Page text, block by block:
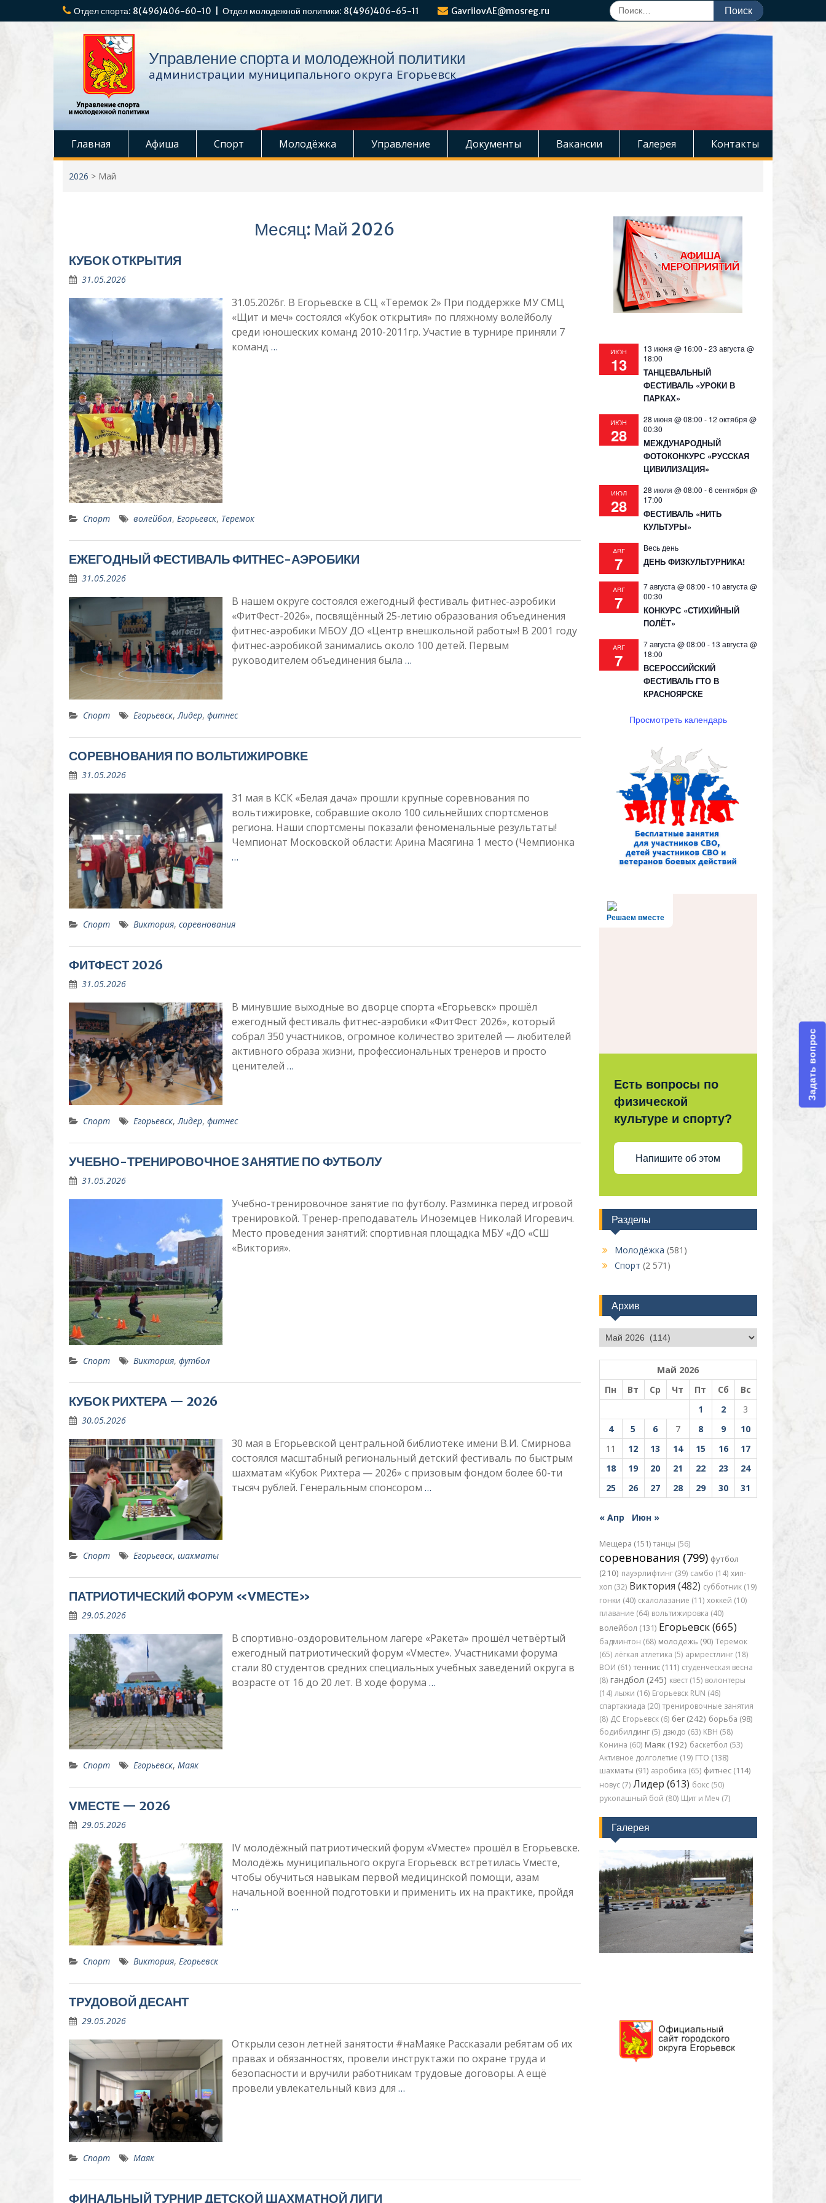
к
Отдел спорта: 8(496)406-60-10 | Отдел молодежной политики: 8(496)406-65-11 GavrilovAE@mosreg.ru
Поиск
по:
Управление спорта и молодежной политики
администрации муниципального округа Егорьевск
Главная Афиша Спорт Молодёжка Управление Документы Вакансии Галерея Контакты
2026 > Май
Месяц: Май 2026
КУБОК ОТКРЫТИЯ
31.05.2026
31.05.2026г. В Егорьевске в СЦ «Теремок 2» При поддержке МУ СМЦ
«Щит и меч» состоялся «Кубок открытия» по пляжному волейболу
среди юношеских команд 2010-2011гр. Участие в турнире приняли 7
команд …
Спорт волейбол, Егорьевск, Теремок
ЕЖЕГОДНЫЙ ФЕСТИВАЛЬ ФИТНЕС-АЭРОБИКИ
31.05.2026
В нашем округе состоялся ежегодный фестиваль фитнес-аэробики
«ФитФест-2026», посвящённый 25-летию образования объединения
фитнес-аэробики МБОУ ДО «Центр внешкольной работы»! В 2001 году
фитнес-аэробикой занимались около 100 детей. Первым
руководителем объединения была …
Спорт Егорьевск,Лидер, фитнес
СОРЕВНОВАНИЯ ПО ВОЛЬТИЖИРОВКЕ
31.05.2026
31 мая в КСК «Белая дача» прошли крупные соревнования по
вольтижировке, собравшие около 100 сильнейших спортсменов
региона. Наши спортсмены показали феноменальные результаты!
Чемпионат Московской области: Арина Масягина 1 место (Чемпионка
…
Спорт Виктория, соревнования
ФИТФЕСТ 2026
31.05.2026
В минувшие выходные во дворце спорта «Егорьевск» прошёл
ежегодный фестиваль фитнес-аэробики «ФитФест 2026», который
собрал 350 участников, огромное количество зрителей — любителей
активного образа жизни, профессиональных тренеров и просто
ценителей …
Спорт Егорьевск,Лидер, фитнес
УЧЕБНО-ТРЕНИРОВОЧНОЕ ЗАНЯТИЕ ПО ФУТБОЛУ
31.05.2026
Учебно-тренировочное занятие по футболу. Разминка перед игровой
тренировкой. Тренер-преподаватель Иноземцев Николай Игоревич.
Место проведения занятий: спортивная площадка МБУ «ДО «СШ
«Виктория».
Спорт Виктория, футбол
КУБОК РИХТЕРА — 2026
30.05.2026
30 мая в Егорьевской центральной библиотеке имени В.И. Смирнова
состоялся масштабный региональный детский фестиваль по быстрым
шахматам «Кубок Рихтера — 2026» с призовым фондом более 60-ти
тысяч рублей. Генеральным спонсором …
Спорт Егорьевск, шахматы
ПАТРИОТИЧЕСКИЙ ФОРУМ «VМЕСТЕ»
29.05.2026
В спортивно-оздоровительном лагере «Ракета» прошёл четвёртый
ежегодный патриотический форум «Vместе». Участниками форума
стали 80 студентов средних специальных учебных заведений округа в
возрасте от 16 до 20 лет. В ходе форума …
Спорт Егорьевск, Маяк
VМЕСТЕ — 2026
29.05.2026
IV молодёжный патриотический форум «Vместе» прошёл в Егорьевске.
Молодёжь муниципального округа Егорьевск встретилась Vместе,
чтобы обучиться навыкам первой медицинской помощи, азам
начальной военной подготовки и применить их на практике, пройдя
…
Спорт Виктория, Егорьевск
ТРУДОВОЙ ДЕСАНТ
29.05.2026
Открыли сезон летней занятости #наМаяке Рассказали ребятам об их
правах и обязанностях, провели инструктажи по охране труда и
безопасности и вручили работникам трудовые договоры. А ещё
провели увлекательный квиз для …
Спорт Маяк
ФИНАЛЬНЫЙ ТУРНИР ДЕТСКОЙ ШАХМАТНОЙ ЛИГИ
ИЮН
13
13 июня @ 16:00 -23 августа @
18:00
ТАНЦЕВАЛЬНЫЙ
ФЕСТИВАЛЬ «УРОКИ В
ПАРКАХ»
ИЮН
28
28 июня @ 08:00 - 12 октября @
00:30
МЕЖДУНАРОДНЫЙ
ФОТОКОНКУРС «РУССКАЯ
ЦИВИЛИЗАЦИЯ»
ИЮЛ
28
28 июля @ 08:00 -6 сентября @
17:00
ФЕСТИВАЛЬ «НИТЬ
КУЛЬТУРЫ»
АВГ
7
Весь день
ДЕНЬ ФИЗКУЛЬТУРНИКА!
АВГ
7
7 августа @ 08:00 - 10 августа @
00:30
КОНКУРС «СТИХИЙНЫЙ
ПОЛЁТ»
АВГ
7
7 августа @ 08:00 - 13 августа @
18:00
ВСЕРОССИЙСКИЙ
ФЕСТИВАЛЬ ГТО В
КРАСНОЯРСКЕ
Просмотреть календарь
Решаем вместе
Есть вопросы по
физической
культуре и спорту?
Напишите об этом
Разделы
Молодёжка (581)
Спорт (2 571)
Архив
Архив
Май 2026
Пн
Вт Ср Чт Пт Сб
Вс
1
2
3
4
5 6 7 8 9
10
11
12 13 14 15 16
17
18
19 20 21 22 23
24
25
26 27 28 29 30 31
« Апр Июн »
Мещера (151) танцы (56)
соревнования (799) футбол
(210) пауэрлифтинг (39) самбо (14) хип-
хоп (32) Виктория (482) субботник (19)
гонки (40) скалолазание (11) хоккей (10)
плавание (64) вольтижировка (40)
волейбол (131) Егорьевск (665)
бадминтон (68) молодежь (90) Теремок
(65) лёгкая атлетика (5) армрестлинг (18)
ВОИ (61) теннис (111) студенческая весна
(8) гандбол (245) квест (15) волонтеры
(14) лыжи (16) Егорьевск RUN (46)
спартакиада (20) тренировочные занятия
(8) ДС Егорьевск (6) бег (242) борьба (98)
бодибилдинг (5) дзюдо (63) КВН (58)
Конина (60) Маяк (192) баскетбол (53)
Активное долголетие (19) ГТО (138)
шахматы (91) аэробика (65) фитнес (114)
новус (7) Лидер (613) бокс (50)
рукопашный бой (80) Щит и Меч (7)
Галерея
Задать вопрос